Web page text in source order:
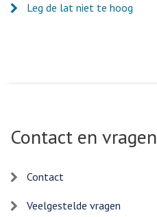
Leg de lat niet te hoog
Contact en vragen
Contact
Veelgestelde vragen